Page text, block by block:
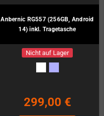
Anbernic RG557 (256GB, Android
14) inkl. Tragetasche
Nicht auf Lager
299,00 €